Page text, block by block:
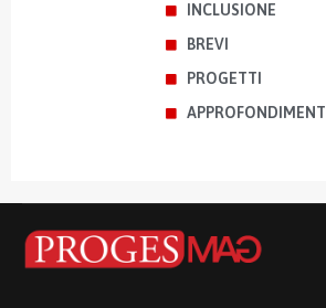
INCLUSIONE
BREVI
PROGETTI
APPROFONDIMENTI